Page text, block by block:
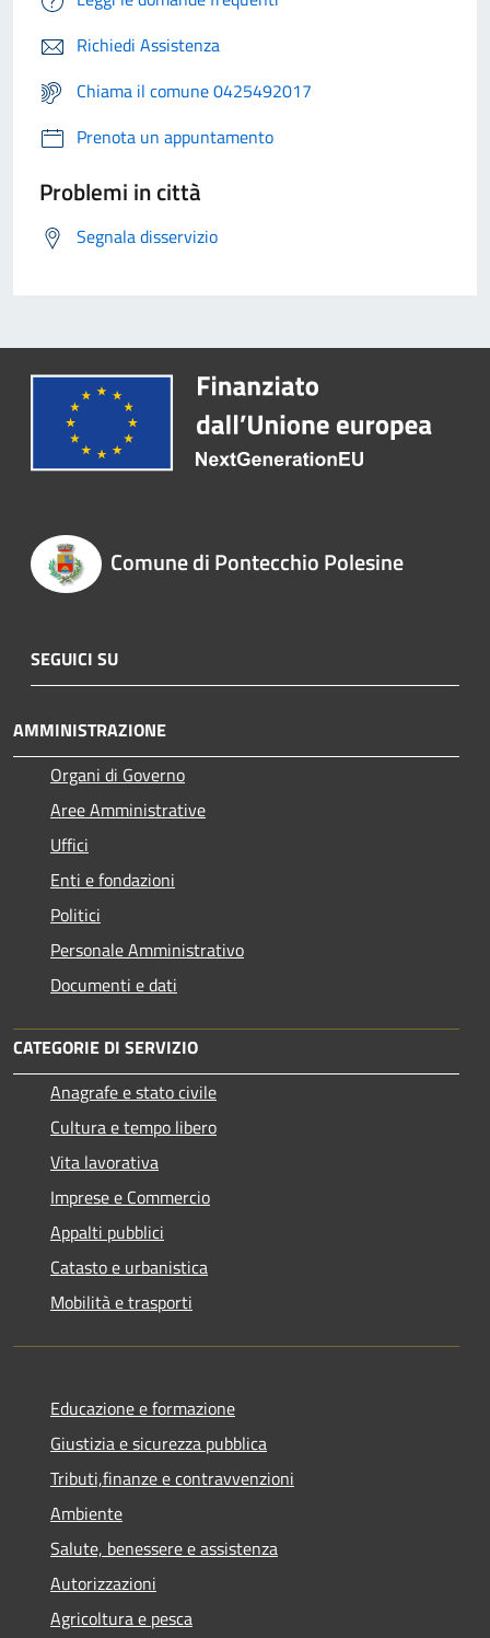
Richiedi Assistenza
Chiama il comune 0425492017
Prenota un appuntamento
Problemi in città
Segnala disservizio
Comune di Pontecchio Polesine
SEGUICI SU
AMMINISTRAZIONE
Organi di Governo
Aree Amministrative
Uffici
Enti e fondazioni
Politici
Personale Amministrativo
Documenti e dati
CATEGORIE DI SERVIZIO
Anagrafe e stato civile
Cultura e tempo libero
Vita lavorativa
Imprese e Commercio
Appalti pubblici
Catasto e urbanistica
Mobilità e trasporti
Educazione e formazione
Giustizia e sicurezza pubblica
Tributi,finanze e contravvenzioni
Ambiente
Salute, benessere e assistenza
Autorizzazioni
Agricoltura e pesca